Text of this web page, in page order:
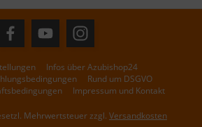
Infos über Azubishop24
Rund um DSGVO
Impressum und Kontakt
Mehrwertsteuer zzgl. Versandkosten